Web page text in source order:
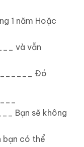
1 năm Hoặc
và vẫn
Đó
Bạn sẽ không
bạn có thể